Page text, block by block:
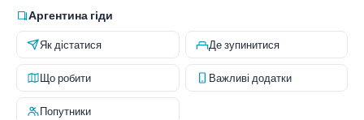
Як це працює
Про нас
Контакт
Аргентина гіди
Як дістатися Де зупинитися
Що робити Важливі додатки
Попутники